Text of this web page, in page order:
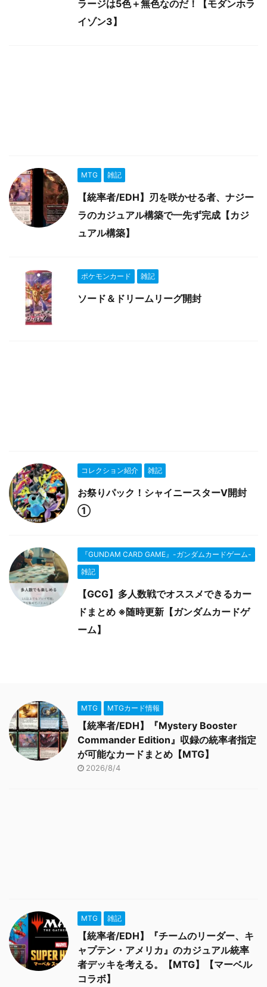
ラージは5色＋無色なのだ！【モダンホラ
イゾン3】
MTG 雑記
【統率者/EDH】刃を咲かせる者、ナジー
ラのカジュアル構築で一先ず完成【カジ
ュアル構築】
ポケモンカード 雑記
ソード＆ドリームリーグ開封
コレクション紹介 雑記
お祭りパック！シャイニースターV開封
①
『GUNDAM CARD GAME』-ガンダムカードゲーム-
雑記
【GCG】多人数戦でオススメできるカー
ドまとめ ※随時更新【ガンダムカードゲ
ーム】
MTG MTGカード情報
【統率者/EDH】『Mystery Booster
Commander Edition』収録の統率者指定
が可能なカードまとめ【MTG】
2026/8/4
MTG 雑記
【統率者/EDH】『チームのリーダー、キ
ャプテン・アメリカ』のカジュアル統率
者デッキを考える。【MTG】【マーベル
コラボ】